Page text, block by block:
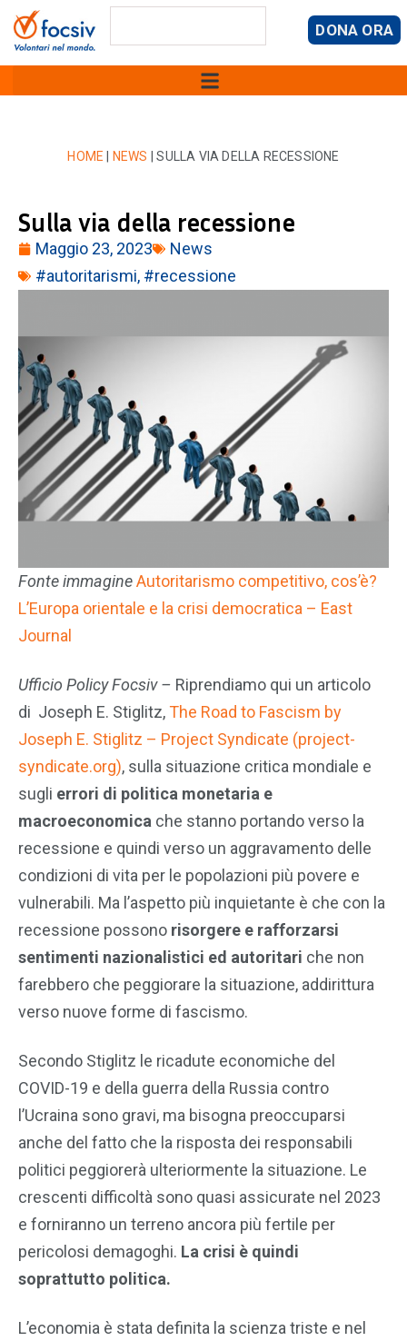
DONA ORA
HOME NEWS |SULLA VIA DELLA RECESSIONE
Sulla via della recessione
Maggio 23, 2023
News
#autoritarismi, #recessione
Fonte immagineAutoritarismo competitivo, cos’è?
L’Europa orientale e la crisi democratica – East
Journal
Ufficio Policy Focsiv – Riprendiamo qui un articolo
di Joseph E. Stiglitz,The Road to Fascism by
Joseph E. Stiglitz – Project Syndicate (project-
syndicate.org), sulla situazione critica mondiale e
sugli errori di politica monetaria e
macroeconomica che stanno portando verso la
recessione e quindi verso un aggravamento delle
condizioni di vita per le popolazioni più povere e
vulnerabili. Ma l’aspetto più inquietante è che con la
recessione possono risorgere e rafforzarsi
sentimenti nazionalistici ed autoritari che non
farebbero che peggiorare la situazione, addirittura
verso nuove forme di fascismo.
Secondo Stiglitz le ricadute economiche del
COVID-19 e della guerra della Russia contro
l’Ucraina sono gravi, ma bisogna preoccuparsi
anche del fatto che la risposta dei responsabili
politici peggiorerà ulteriormente la situazione. Le
crescenti difficoltà sono quasi assicurate nel 2023
e forniranno un terreno ancora più fertile per
pericolosi demagoghi. La crisi è quindi
soprattutto politica.
L’economia è stata definita la scienza triste e nel